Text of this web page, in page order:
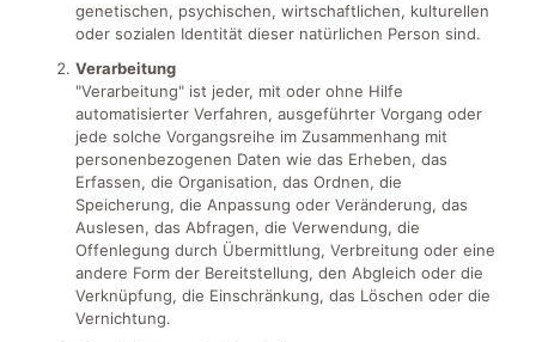
genetischen, psychischen, wirtschaftlichen, kulturellen
oder sozialen Identität dieser natürlichen Person sind.
Verarbeitung
"Verarbeitung" ist jeder, mit oder ohne Hilfe
automatisierter Verfahren, ausgeführter Vorgang oder
jede solche Vorgangsreihe im Zusammenhang mit
personenbezogenen Daten wie das Erheben, das
Erfassen, die Organisation, das Ordnen, die
Speicherung, die Anpassung oder Veränderung, das
Auslesen, das Abfragen, die Verwendung, die
Offenlegung durch Übermittlung, Verbreitung oder eine
andere Form der Bereitstellung, den Abgleich oder die
Verknüpfung, die Einschränkung, das Löschen oder die
Vernichtung.